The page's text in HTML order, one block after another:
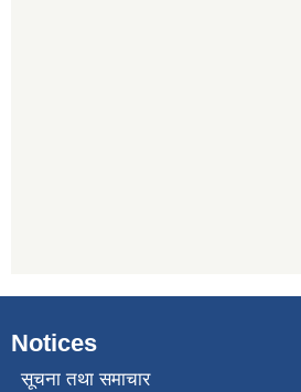
Notices
सूचना तथा समाचार